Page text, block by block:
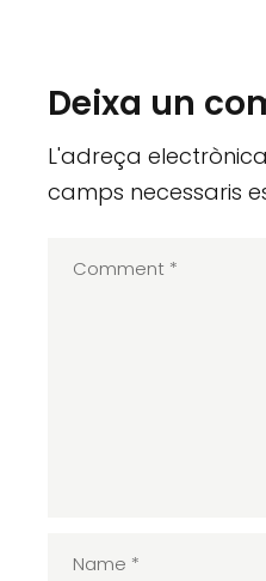
Deixa un
L'adreça
camps necessaris